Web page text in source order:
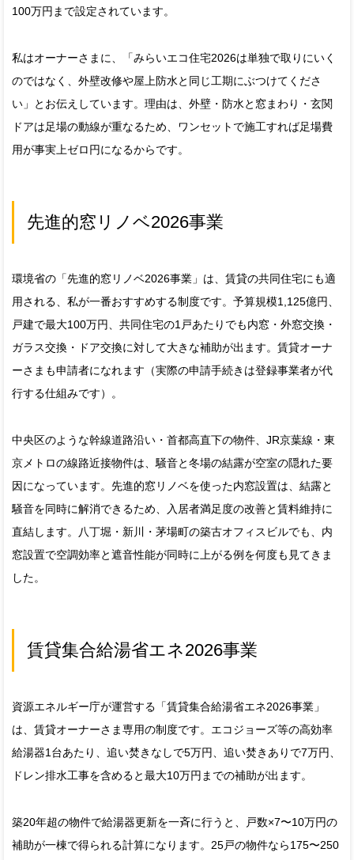
100万円まで設定されています。
私はオーナーさまに、「みらいエコ住宅2026は単独で取りにいく
のではなく、外壁改修や屋上防水と同じ工期にぶつけてくださ
い」とお伝えしています。理由は、外壁・防水と窓まわり・玄関
ドアは足場の動線が重なるため、ワンセットで施工すれば足場費
用が事実上ゼロ円になるからです。
先進的窓リノベ2026事業
環境省の「先進的窓リノベ2026事業」は、賃貸の共同住宅にも適
用される、私が一番おすすめする制度です。予算規模1,125億円、
戸建で最大100万円、共同住宅の1戸あたりでも内窓・外窓交換・
ガラス交換・ドア交換に対して大きな補助が出ます。賃貸オーナ
ーさまも申請者になれます（実際の申請手続きは登録事業者が代
行する仕組みです）。
中央区のような幹線道路沿い・首都高直下の物件、JR京葉線・東
京メトロの線路近接物件は、騒音と冬場の結露が空室の隠れた要
因になっています。先進的窓リノベを使った内窓設置は、結露と
騒音を同時に解消できるため、入居者満足度の改善と賃料維持に
直結します。八丁堀・新川・茅場町の築古オフィスビルでも、内
窓設置で空調効率と遮音性能が同時に上がる例を何度も見てきま
した。
賃貸集合給湯省エネ2026事業
資源エネルギー庁が運営する「賃貸集合給湯省エネ2026事業」
は、賃貸オーナーさま専用の制度です。エコジョーズ等の高効率
給湯器1台あたり、追い焚きなしで5万円、追い焚きありで7万円、
ドレン排水工事を含めると最大10万円までの補助が出ます。
築20年超の物件で給湯器更新を一斉に行うと、戸数×7〜10万円の
補助が一棟で得られる計算になります。25戸の物件なら175〜250